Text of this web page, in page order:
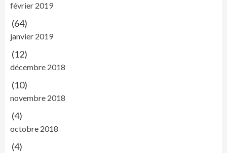
février 2019
(64)
janvier 2019
(12)
décembre 2018
(10)
novembre 2018
(4)
octobre 2018
(4)